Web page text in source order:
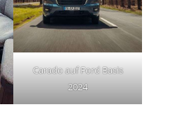
Carado auf Ford Basis
2024